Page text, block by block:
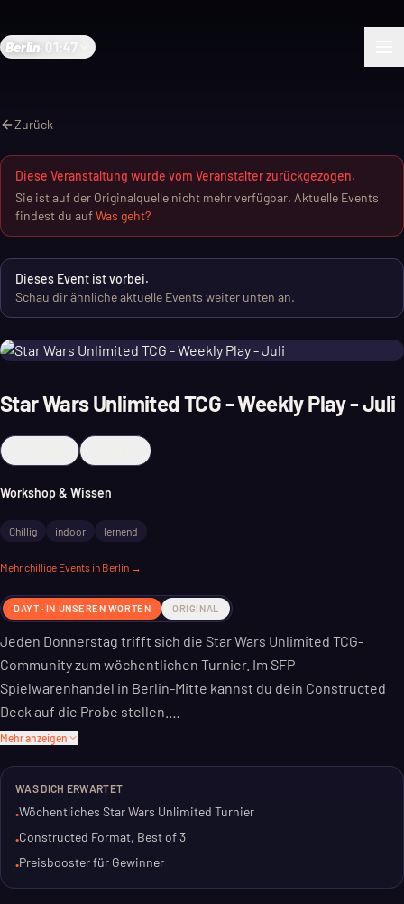
Berlin 01:47
Zurück
Diese Veranstaltung wurde vom Veranstalter zurückgezogen.
Sie ist auf der Originalquelle nicht mehr verfügbar. Aktuelle Events
findest du aufWas geht?
Dieses Event ist vorbei.
Schau dir ähnliche aktuelle Events weiter unten an.
Star Wars Unlimited TCG - Weekly Play - Juli
Workshop & Wissen
Chillig indoor lernend
Mehrchillige Events in Berlin →
DAYT · IN UNSEREN WORTEN ORIGINAL
Jeden Donnerstag trifft sich die Star Wars Unlimited TCG-
Community zum wöchentlichen Turnier. Im SFP-
Spielwarenhandel in Berlin-Mitte kannst du dein Constructed
Deck auf die Probe stellen.
Wars Unlimited Account zur Anmeldung. Die Teilnahme kostet
ab 5 Euro.
Chance, deine Sammlung zu erweitern und dich mit anderen
Mehr anzeigen
WAS DICH ERWARTET
•Wöchentliches Star Wars Unlimited Turnier
•Constructed Format, Best of 3
•Preisbooster für Gewinner